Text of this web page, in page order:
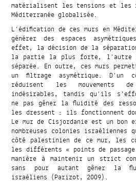
matérialisent les tensions et les
Méditerranée globalisée.
L’édification de ces murs en
générer des espaces
effet, la décision de la
la partie la plus forte, l’autre
séparée. En outre, ces murs
un filtrage asymétrique.
réduisent les mouvements
indésirables, tandis qu’ils
ne pas gêner la fluidité des
les dressent : ils fonctionnent donc
Le mur de Cisjordanie est un bon
nombreuses colonies israéliennes
côté palestinien de ce mur, les
les différents « points de
manière à maintenir un strict
sans pour autant gêner la
israéliens (Parizot, 2009).